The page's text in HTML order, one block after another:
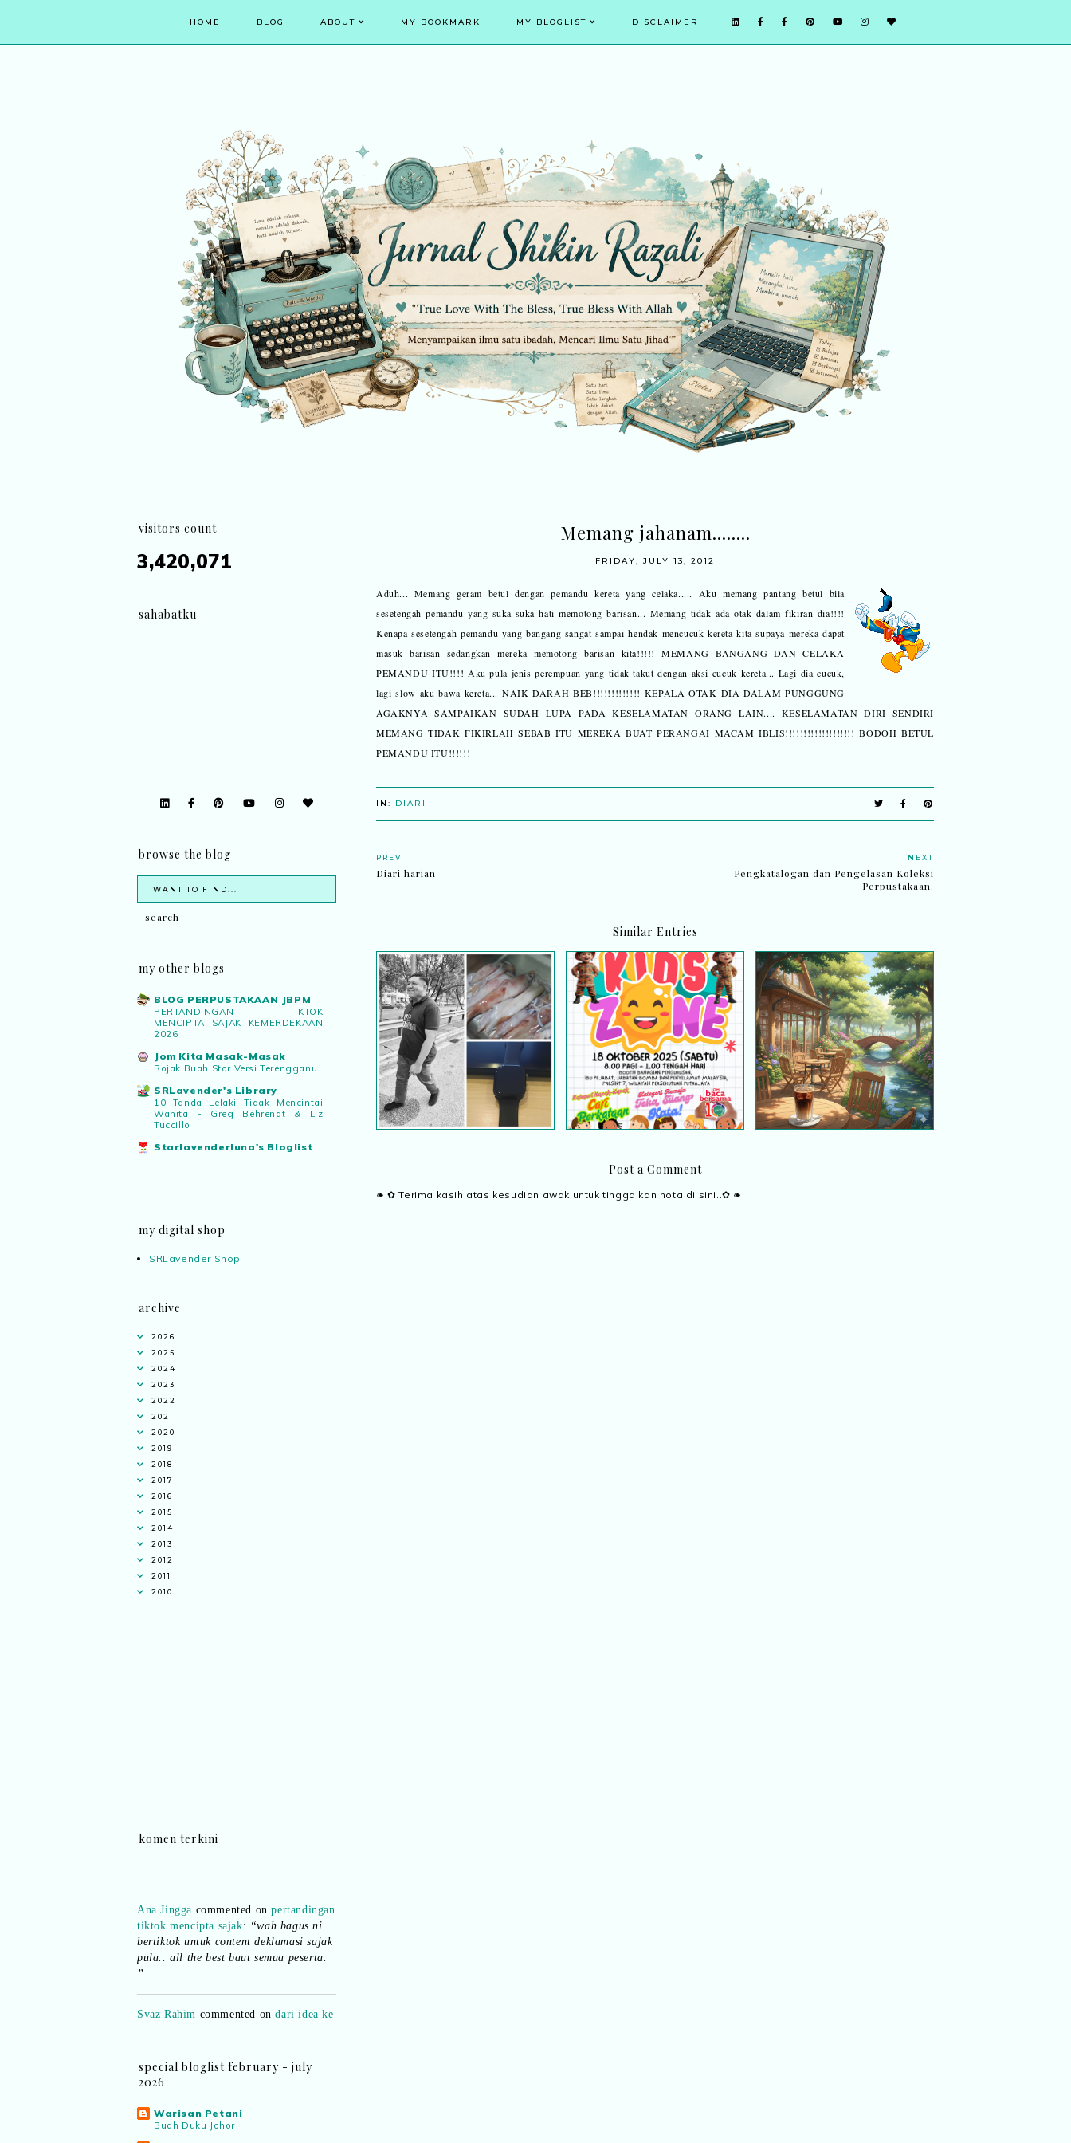
HOME BLOG ABOUT MY BOOKMARK MY BLOGLIST DISCLAIMER
Memang jahanam........
FRIDAY, JULY 13, 2012
Aduh... Memang geram betul dengan pemandu kereta yang celaka..... Aku memang pantang betul bila
sesetengah pemandu yang suka-suka hati memotong barisan... Memang tidak ada otak dalam fikiran dia!!!!
Kenapa sesetengah pemandu yang bangang sangat sampai hendak mencucuk kereta kita supaya mereka dapat
masuk barisan sedangkan mereka memotong barisan kita!!!!! MEMANG BANGANG DAN CELAKA
PEMANDU ITU!!!! Aku pula jenis perempuan yang tidak takut dengan aksi cucuk kereta... Lagi dia cucuk,
lagi slow aku bawa kereta... NAIK DARAH BEB!!!!!!!!!!!!! KEPALA OTAK DIA DALAM PUNGGUNG
AGAKNYA SAMPAIKAN SUDAH LUPA PADA KESELAMATAN ORANG LAIN.... KESELAMATAN DIRI SENDIRI
MEMANG TIDAK FIKIRLAH SEBAB ITU MEREKA BUAT PERANGAI MACAM IBLIS!!!!!!!!!!!!!!!!!!! BODOH BETUL
PEMANDU ITU!!!!!!
IN: DIARI
PREV
Diari harian
NEXT
Pengkatalogan dan Pengelasan Koleksi
Perpustakaan.
Similar Entries
Hadiah terakhir yang abadi
dalam ingatan
Happening Gila! Karnival
Bomba Putrajaya 2025
Bila hati belajar untuk
sembuh
Post a Comment
❧ ✿ Terima kasih atas kesudian awak untuk tinggalkan nota di sini..✿ ❧
visitors count
3,420,071
sahabatku
browse the blog
my other blogs
BLOG PERPUSTAKAAN JBPM
PERTANDINGAN TIKTOK
MENCIPTA SAJAK KEMERDEKAAN
2026
Jom Kita Masak-Masak
Rojak Buah Stor Versi Terengganu
SRLavender's Library
10 Tanda Lelaki Tidak Mencintai
Wanita - Greg Behrendt & Liz
Tuccillo
Starlavenderluna's Bloglist
my digital shop
SRLavender Shop
archive
2026
2025
2024
2023
2022
2021
2020
2019
2018
2017
2016
2015
2014
2013
2012
2011
2010
komen terkini
tiktok mencipta sajak:“wah bagus ni
bertiktok untuk content deklamasi sajak
pula.. all the best baut semua peserta.
”
Syaz Rahimcommented ondari idea ke
realiti mencipta permainan:“Selain
dan teknologi digital terbaik!”
pertandingan tiktok mencipta sajak
“Menarik sungguh Pertandingan TikTok
special bloglist february - july
2026
Warisan Petani
Buah Duku Johor